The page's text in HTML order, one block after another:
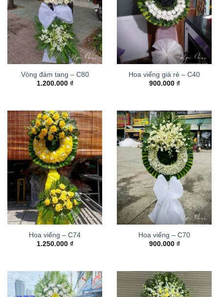
Vòng đám tang – C80
1.200.000 ₫
Hoa viếng giá rẻ – C40
900.000 ₫
Hoa viếng – C74
1.250.000 ₫
Hoa viếng – C70
900.000 ₫